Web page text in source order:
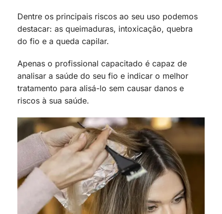
Dentre os principais riscos ao seu uso podemos
destacar: as queimaduras, intoxicação, quebra
do fio e a queda capilar.
Apenas o profissional capacitado é capaz de
analisar a saúde do seu fio e indicar o melhor
tratamento para alisá-lo sem causar danos e
riscos à sua saúde.